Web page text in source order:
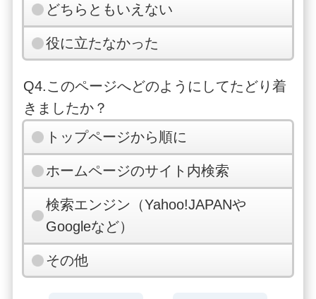
どちらともいえない
役に立たなかった
Q4.このページへどのようにしてたどり着
きましたか？
トップページから順に
ホームページのサイト内検索
検索エンジン（Yahoo!JAPANや
Googleなど）
その他